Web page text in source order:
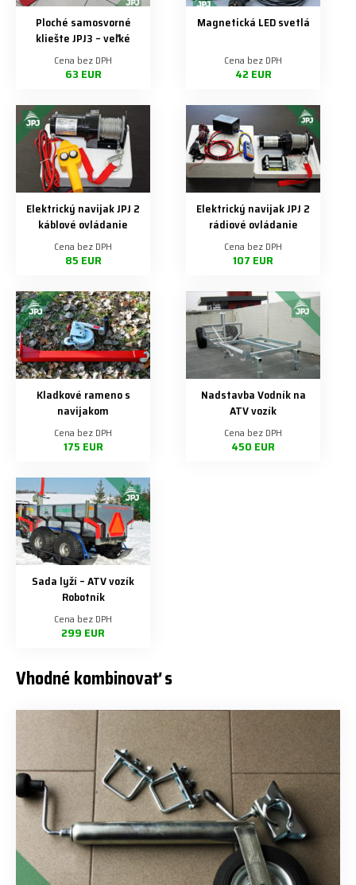
Ploché samosvorné
kliešte JPJ3 – veľké
Cena bez DPH
63 EUR
Magnetická LED svetlá
Cena bez DPH
42 EUR
Elektrický navijak JPJ 2
káblové ovládanie
Cena bez DPH
85 EUR
Elektrický navijak JPJ 2
rádiové ovládanie
Cena bez DPH
107 EUR
Kladkové rameno s
navijakom
Cena bez DPH
175 EUR
Nadstavba Vodník na
ATV vozík
Cena bez DPH
450 EUR
Sada lyží – ATV vozík
Robotník
Cena bez DPH
299 EUR
Vhodné kombinovať s